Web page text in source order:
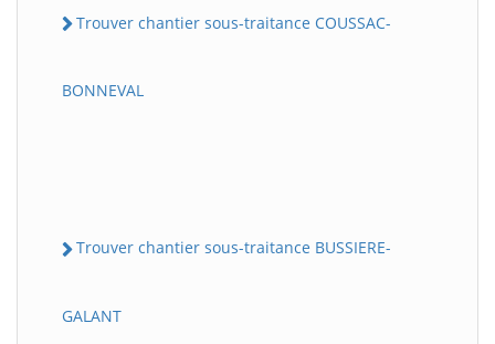
Trouver chantier sous-traitance COUSSAC-
BONNEVAL
Trouver chantier sous-traitance BUSSIERE-
GALANT